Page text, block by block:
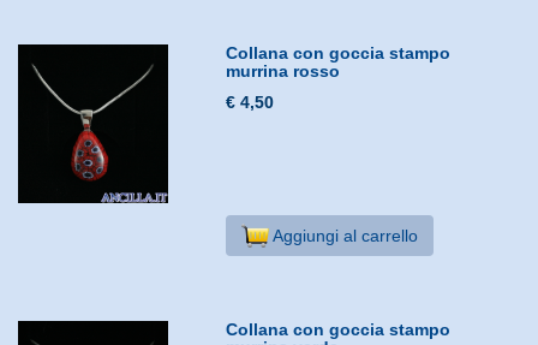
Collana con goccia stampo
murrina rosso
€ 4,50
Aggiungi al carrello
Collana con goccia stampo